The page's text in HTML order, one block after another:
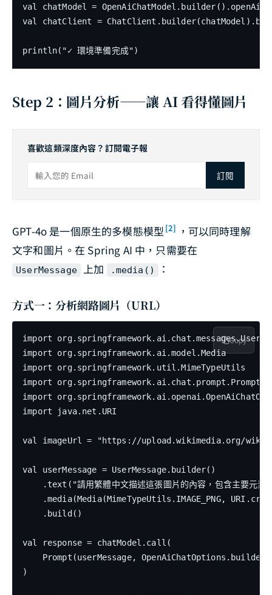
val chatModel =
val chatClient =
println("✓ 環境準備完成")
Step 2：圖片分析——讓 AI 看得懂圖片
喜歡這類深度內容？訂閱電子報
訂閱
GPT-4o 是一個原生的多模態模型 [2] ，可以同時理解
文字和圖片。在 Spring AI 中，只需要在
UserMessage 上加 .media() ：
方式一：分析網路圖片（URL）
import
import org.springframework.ai.model.Media
import org.springframework.util.MimeTypeUtils
import org.springframework.ai.chat.prompt.Prompt
import
import java.net.URI
val imageUrl = "https://upload.wikimedia.org/
val userMessage = UserMessage.builder()
.text("請用繁體中文描述這張圖片的內容，包含主要元素
.media(Media(MimeTypeUtils.IMAGE_PNG,
    .build()
val response = chatModel.call(
Prompt(userMessage,
)
Copy